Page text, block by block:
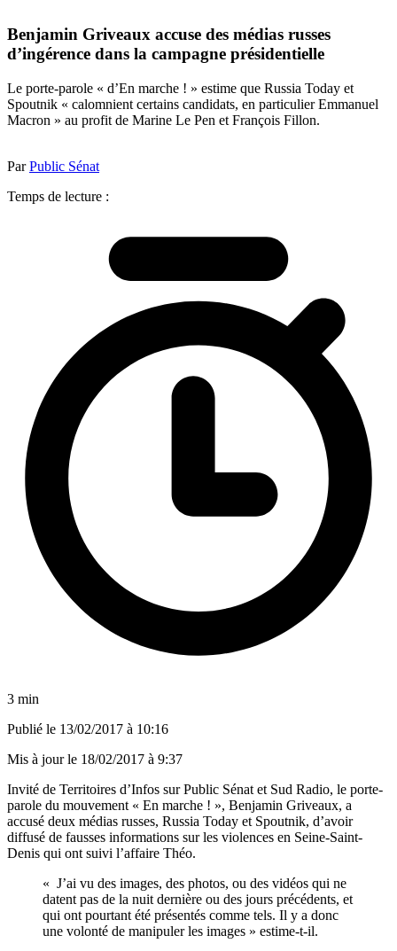
Benjamin Griveaux accuse des médias russes
d’ingérence dans la campagne présidentielle
Le porte-parole « d’En marche ! » estime que Russia Today et
Spoutnik « calomnient certains candidats, en particulier Emmanuel
Macron » au profit de Marine Le Pen et François Fillon.
ParPublic Sénat
Temps de lecture :
3 min
Publié le 13/02/2017 à 10:16
Mis à jour le 18/02/2017 à 9:37
Invité de Territoires d’Infos sur Public Sénat et Sud Radio, le porte-
parole du mouvement « En marche ! », Benjamin Griveaux, a
accusé deux médias russes, Russia Today et Spoutnik, d’avoir
diffusé de fausses informations sur les violences en Seine-Saint-
Denis qui ont suivi l’affaire Théo.
« J’ai vu des images, des photos, ou des vidéos qui ne
datent pas de la nuit dernière ou des jours précédents, et
qui ont pourtant été présentés comme tels. Il y a donc
une volonté de manipuler les images » estime-t-il.